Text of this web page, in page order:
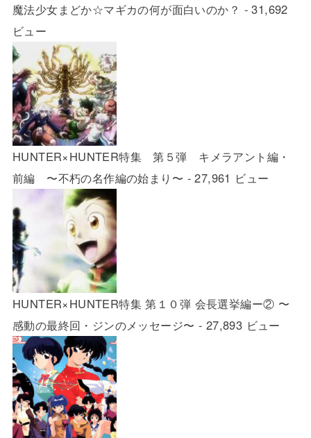
魔法少女まどか☆マギカの何が面白いのか？ - 31,692
ビュー
HUNTER×HUNTER特集 第５弾 キメラアント編・
前編 〜不朽の名作編の始まり〜 - 27,961 ビュー
HUNTER×HUNTER特集 第１０弾 会長選挙編ー② 〜
感動の最終回・ジンのメッセージ〜 - 27,893 ビュー